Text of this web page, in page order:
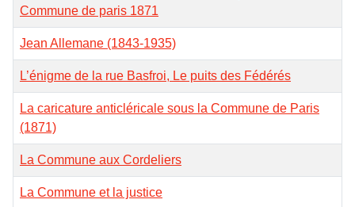
Commune de paris 1871
Jean Allemane (1843-1935)
L’énigme de la rue Basfroi, Le puits des Fédérés
La caricature anticléricale sous la Commune de Paris
(1871)
La Commune aux Cordeliers
La Commune et la justice